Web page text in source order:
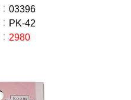
03396
PK-42
2980